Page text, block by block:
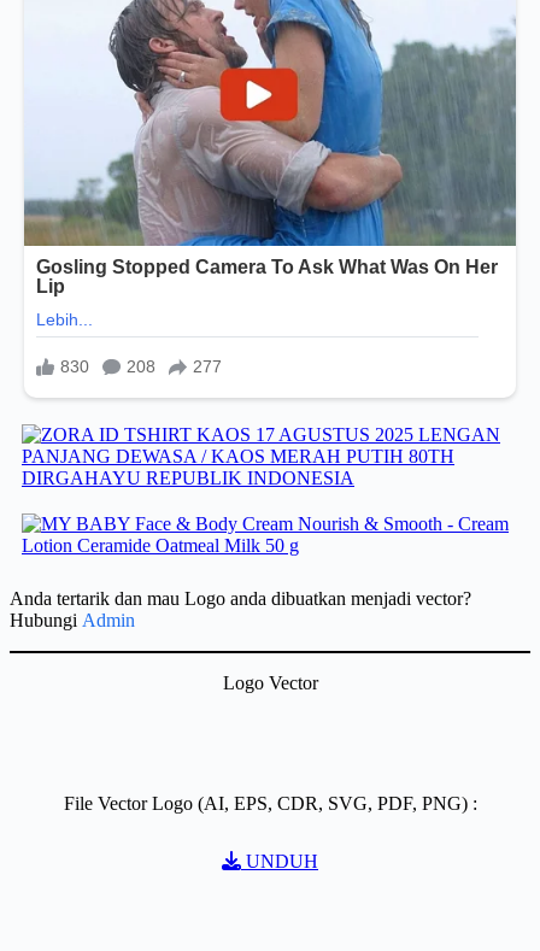
Anda tertarik dan mau Logo anda dibuatkan menjadi vector?
Hubungi Admin
Logo Vector
File Vector Logo (AI, EPS, CDR, SVG, PDF, PNG) :
UNDUH